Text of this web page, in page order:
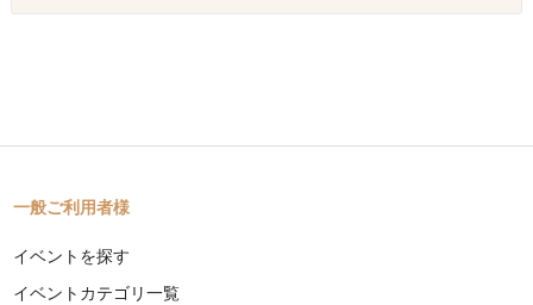
一般ご利用者様
イベントを探す
イベントカテゴリ一覧